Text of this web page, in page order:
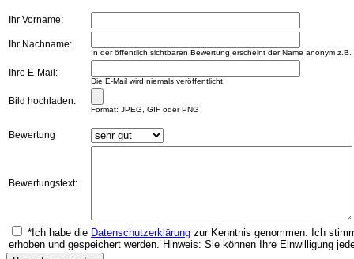
Ihr Vorname:
Ihr Nachname:
In der öffentlich sichtbaren Bewertung erscheint der Name anonym
Ihre E-Mail:
Die E-Mail wird niemals veröffentlicht.
Bild hochladen:
Format: JPEG, GIF oder PNG
Bewertung
Bewertungstext:
*Ich habe die Datenschutzerklärung zur Kenntnis genommen. Ich
erhoben und gespeichert werden. Hinweis: Sie können Ihre Einwilligung